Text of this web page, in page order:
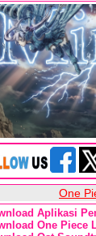
One
Aplikasi
One Piece